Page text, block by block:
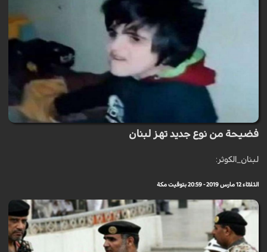
فضيحة من نوع جديد تهز لبنان
لبنان_الكوثر:
الثلاثاء 12 مارس 2019 - 20:59 بتوقيت مكة